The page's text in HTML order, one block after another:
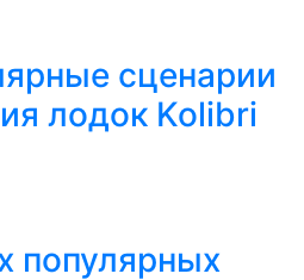
сценарии
лодок Kolibri
популярных